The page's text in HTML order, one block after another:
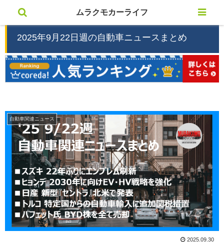
2025年9月22日週の自動車ニュースまとめ
自動車関連ニュース
2025.09.30
ムラクモカーライフ